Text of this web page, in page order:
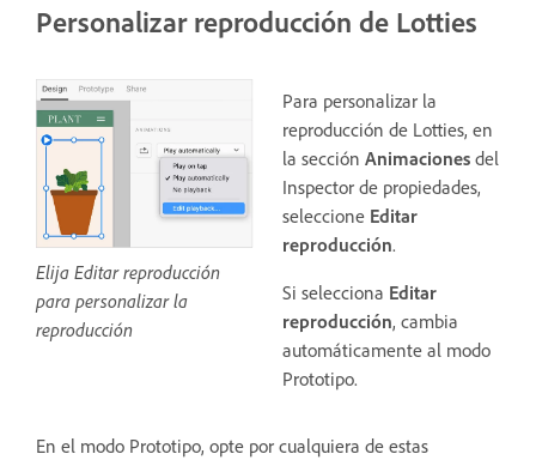
Personalizar reproducción de Lotties
Elija Editar reproducción
para personalizar la
reproducción
Para personalizar la
reproducción de Lotties, en
la sección Animaciones del
Inspector de propiedades,
seleccione Editar
reproducción.
Si selecciona Editar
reproducción, cambia
automáticamente al modo
Prototipo.
En el modo Prototipo, opte por cualquiera de estas